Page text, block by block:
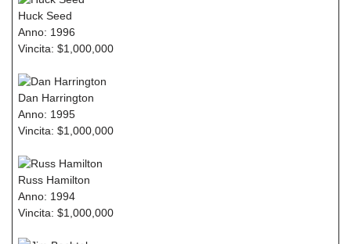
Huck Seed
Anno: 1996
Vincita: $1,000,000
Dan Harrington
Anno: 1995
Vincita: $1,000,000
Russ Hamilton
Anno: 1994
Vincita: $1,000,000